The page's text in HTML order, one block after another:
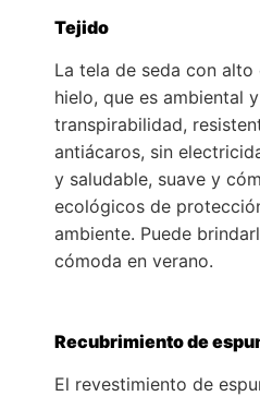
Tejido
La tela de seda con
hielo, que es ambiental
transpirabilidad,
antiácaros, sin
y saludable, suave y
ecológicos de
ambiente. Puede
cómoda en verano.
Recubrimiento de
El revestimiento de